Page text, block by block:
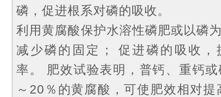
磷，促进根系对磷的吸收。
利用黄腐酸保护水溶性磷肥或以磷
减少磷的固定； 促进磷的吸收，
率。 肥效试验表明，普钙、重钙
～20％的黄腐酸，可使肥效相对